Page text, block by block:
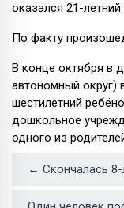
оказался 21-
По факту
В конце октября в
автономный округ)
шестилетний
дошкольное
одного из